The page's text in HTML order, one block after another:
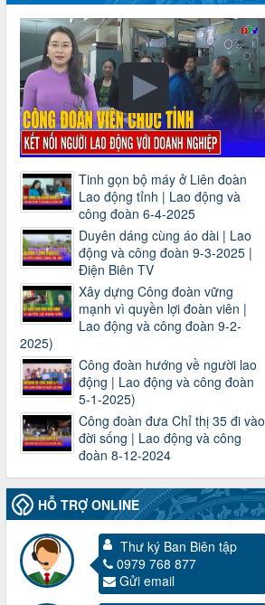
Tinh gọn bộ máy ở Liên đoàn
Lao động tỉnh | Lao động và
công đoàn 6-4-2025
Duyên dáng cùng áo dài | Lao
động và công đoàn 9-3-2025 |
Điện Biên TV
Xây dựng Công đoàn vững
mạnh vì quyền lợi đoàn viên |
Lao động và công đoàn 9-2-
2025)
Công đoàn hướng về người lao
động | Lao động và công đoàn
5-1-2025)
Công đoàn đưa Chỉ thị 35 đi vào
đời sống | Lao động và công
đoàn 8-12-2024
HỖ TRỢ ONLINE
Thư ký Ban Biên tập
0979 768 877
Gửi email